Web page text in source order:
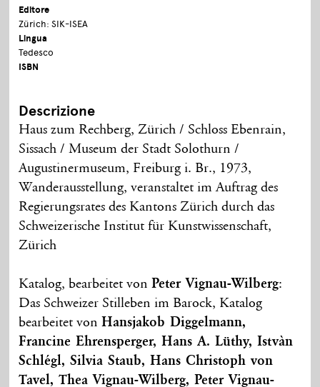
Editore
Zürich: SIK-ISEA
Lingua
Tedesco
ISBN
Descrizione
Haus zum Rechberg, Zürich / Schloss Ebenrain,
Sissach / Museum der Stadt Solothurn /
Augustinermuseum, Freiburg i. Br., 1973,
Wanderausstellung, veranstaltet im Auftrag des
Regierungsrates des Kantons Zürich durch das
Schweizerische Institut für Kunstwissenschaft,
Zürich
Katalog, bearbeitet vonPeter Vignau-Wilberg:
Das Schweizer Stilleben im Barock, Katalog
bearbeitet vonHansjakob Diggelmann,
Francine Ehrensperger, Hans A. Lüthy, Istvàn
Schlégl, Silvia Staub, Hans Christoph von
Tavel, Thea Vignau-Wilberg, Peter Vignau-